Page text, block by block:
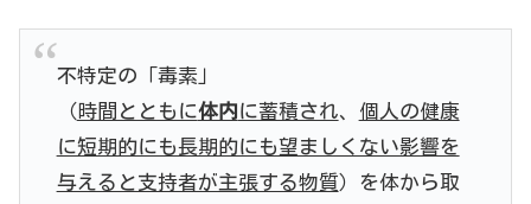
不特定の「毒素」
（ 時間とともに体内に蓄積され、 個人の健康
に短期的にも長期的にも望ましくない影響を
与えると支持者が主張する物質）を体から取